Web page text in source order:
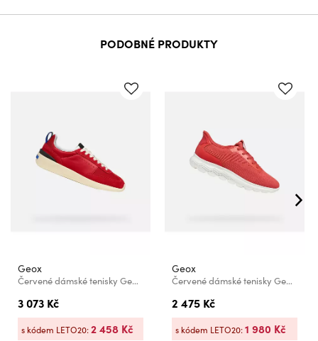
PODOBNÉ PRODUKTY
Geox
Červené dámské tenisky Geox Gxrn-02
3 073 Kč
s kódem LETO20:2 458 Kč
Geox
Červené dámské tenisky Geox Spherica Plus Fast in
2 475 Kč
s kódem LETO20:1 980 Kč